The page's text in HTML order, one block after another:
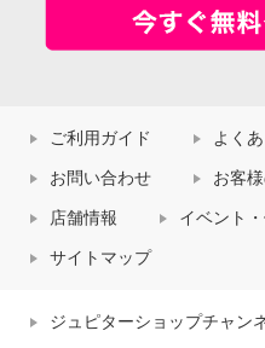
ご利用ガイド よく
お問い合わせ お客
店舗情報 イベント
サイトマップ
ジュピターショップチャン